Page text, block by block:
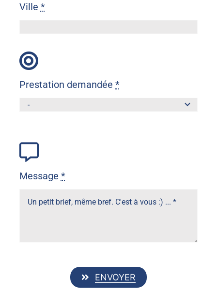
Ville *
Prestation demandée *
Message *
ENVOYER